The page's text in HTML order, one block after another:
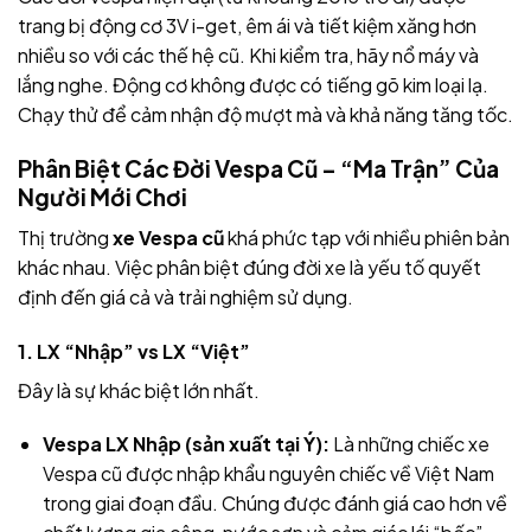
trang bị động cơ 3V i-get, êm ái và tiết kiệm xăng hơn
nhiều so với các thế hệ cũ. Khi kiểm tra, hãy nổ máy và
lắng nghe. Động cơ không được có tiếng gõ kim loại lạ.
Chạy thử để cảm nhận độ mượt mà và khả năng tăng tốc.
Phân Biệt Các Đời Vespa Cũ – “Ma Trận” Của
Người Mới Chơi
Thị trườngxe Vespa cũkhá phức tạp với nhiều phiên bản
khác nhau. Việc phân biệt đúng đời xe là yếu tố quyết
định đến giá cả và trải nghiệm sử dụng.
1. LX “Nhập” vs LX “Việt”
Đây là sự khác biệt lớn nhất.
Vespa LX Nhập (sản xuất tại Ý): Là những chiếc xe
Vespa cũ được nhập khẩu nguyên chiếc về Việt Nam
trong giai đoạn đầu. Chúng được đánh giá cao hơn về